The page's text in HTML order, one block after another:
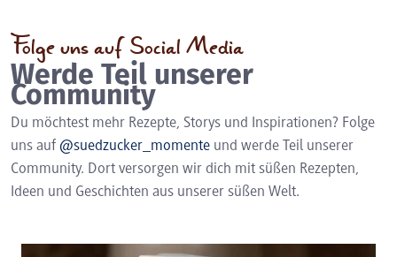
Folge uns auf Social Media
Werde Teil unserer
Community
Du möchtest mehr Rezepte, Storys und Inspirationen? Folge
uns auf @suedzucker_momente und werde Teil unserer
Community. Dort versorgen wir dich mit süßen Rezepten,
Ideen und Geschichten aus unserer süßen Welt.